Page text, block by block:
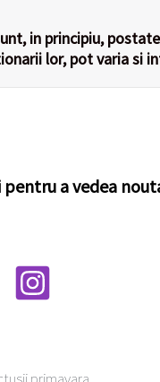
in principiu,
lor, pot varia si
a vedea